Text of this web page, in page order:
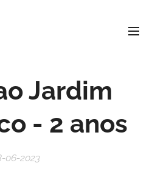
Jardim
- 2 anos
06-2023